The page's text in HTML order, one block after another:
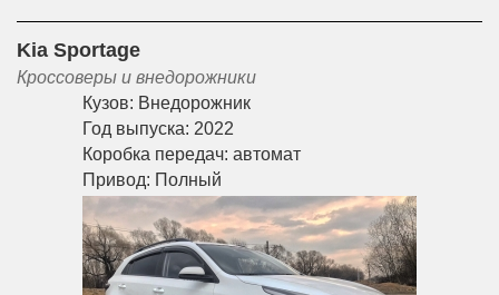
Kia Sportage
Кроссоверы и внедорожники
Кузов: Внедорожник
Год выпуска: 2022
Коробка передач: автомат
Привод: Полный